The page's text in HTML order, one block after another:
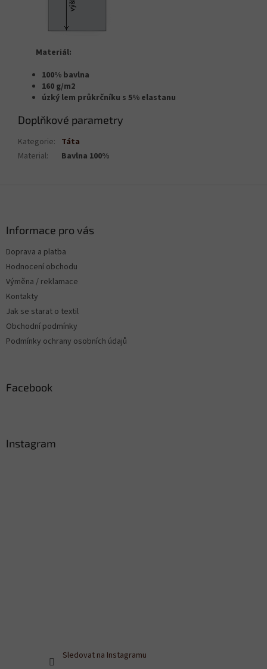
Materiál:
100% bavlna
160 g/m2
úzký lem průkrčníku s 5% elastanu
Doplňkové parametry
Kategorie: Táta
Material: Bavlna 100%
Informace pro vás
Doprava a platba
Hodnocení obchodu
Výměna / reklamace
Kontakty
Jak se starat o textil
Obchodní podmínky
Podmínky ochrany osobních údajů
Facebook
Instagram
Sledovat na Instagramu